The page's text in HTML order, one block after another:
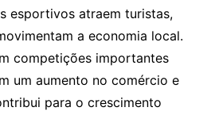
esportivos atraem turistas,
a economia local.
competições importantes
um aumento no comércio e
para o crescimento